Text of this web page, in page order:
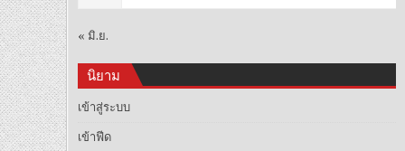
« มิ.ย.
นิยาม
เข้าสู่ระบบ
เข้าฟีด